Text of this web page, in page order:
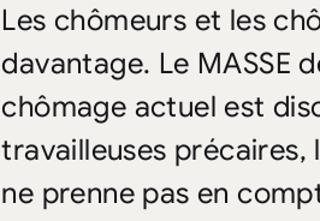
Les chômeurs et les
davantage. Le MASSE
chômage actuel est
travailleuses précaires,
ne prenne pas en